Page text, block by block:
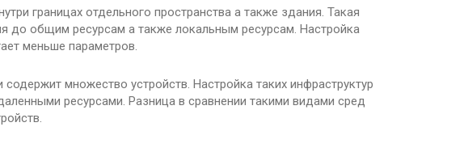
границах отдельного пространства а также здания. Такая
до общим ресурсам а также локальным ресурсам. Настройка
меньше параметров.
множество устройств. Настройка таких инфраструктур
ресурсами. Разница в сравнении такими видами сред